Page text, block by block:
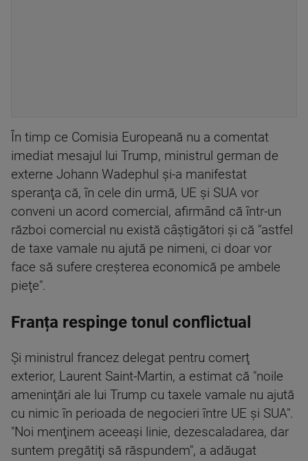
În timp ce Comisia Europeană nu a comentat
imediat mesajul lui Trump, ministrul german de
externe Johann Wadephul şi-a manifestat
speranţa că, în cele din urmă, UE şi SUA vor
conveni un acord comercial, afirmând că într-un
război comercial nu există câştigători şi că "astfel
de taxe vamale nu ajută pe nimeni, ci doar vor
face să sufere creşterea economică pe ambele
pieţe".
Franța respinge tonul conflictual
Şi ministrul francez delegat pentru comerţ
exterior, Laurent Saint-Martin, a estimat că "noile
ameninţări ale lui Trump cu taxele vamale nu ajută
cu nimic în perioada de negocieri între UE şi SUA".
"Noi menţinem aceeaşi linie, dezescaladarea, dar
suntem pregătiţi să răspundem", a adăugat